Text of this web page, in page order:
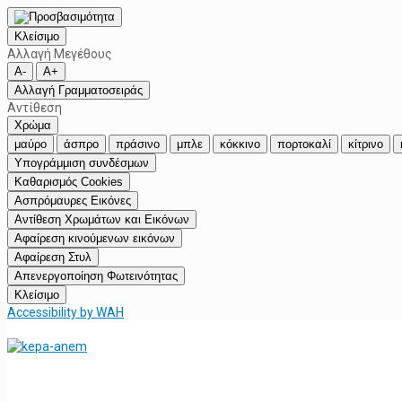
Κλείσιμο
Αλλαγή Μεγέθους
A-
A+
Αλλαγή Γραμματοσειράς
Αντίθεση
Χρώμα
μαύρο
άσπρο πράσινο μπλε κόκκινο πορτοκαλί κίτρινο
Υπογράμμιση συνδέσμων
Καθαρισμός Cookies
Ασπρόμαυρες Εικόνες
Αντίθεση Χρωμάτων και Εικόνων
Αφαίρεση κινούμενων εικόνων
Αφαίρεση Στυλ
Απενεργοποίηση Φωτεινότητας
Κλείσιμο
Accessibility by WAH